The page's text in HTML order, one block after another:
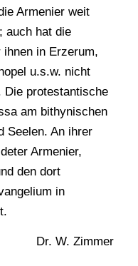
Armenier weit
auch hat die
in Erzerum,
u.s.w. nicht
Die protestantische
am bithynischen
Seelen. An ihrer
Armenier,
den dort
in
Dr. W. Zimmer